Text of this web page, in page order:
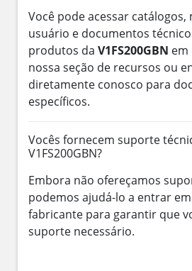
Você pode acessar catálogos,
usuário e documentos
produtos da V1FS200GBN em
nossa seção de recursos ou
diretamente conosco para
específicos.
Vocês fornecem suporte
V1FS200GBN?
Embora não ofereçamos
podemos ajudá-lo a entrar
fabricante para garantir que
suporte necessário.